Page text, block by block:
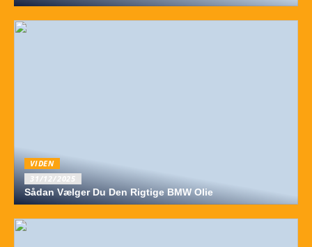
VIDEN
31/12/2025
Sådan Vælger Du Den Rigtige BMW Olie